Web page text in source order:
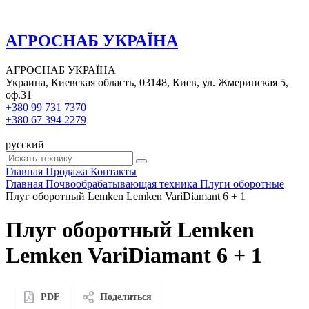
АГРОСНАБ УКРАЇНА
АГРОСНАБ УКРАЇНА
Украина, Киевская область, 03148, Киев, ул. Жмеринская 5,
оф.31
+380 99 731 7370
+380 67 394 2279
русский
Главная Продажа Контакты
Главная Почвообрабатывающая техника Плуги оборотные
Плуг оборотный Lemken Lemken VariDiamant 6 + 1
Плуг оборотный Lemken
Lemken VariDiamant 6 + 1
PDF Поделиться